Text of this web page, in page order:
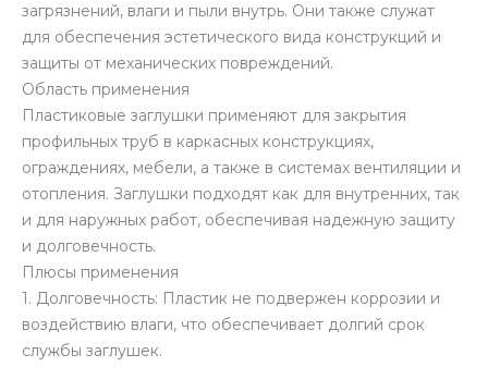
загрязнений, влаги и пыли внутрь. Они также служат
для обеспечения эстетического вида конструкций и
защиты от механических повреждений.
Область применения
Пластиковые заглушки применяют для закрытия
профильных труб в каркасных конструкциях,
ограждениях, мебели, а также в системах вентиляции и
отопления. Заглушки подходят как для внутренних, так
и для наружных работ, обеспечивая надежную защиту
и долговечность.
Плюсы применения
1. Долговечность: Пластик не подвержен коррозии и
воздействию влаги, что обеспечивает долгий срок
службы заглушек.